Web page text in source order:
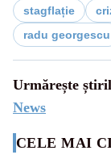
stagflație
radu georgescu
Urmărește
News
CELE MAI